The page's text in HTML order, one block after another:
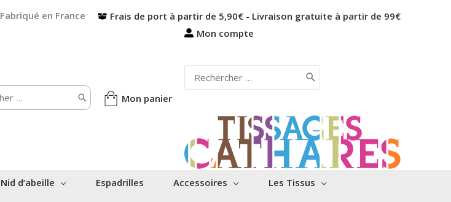
Fabriqué en France Frais de port à partir de 5,90€ - Livraison gratuite à partir de 99€
Mon panier
Mon compte
Nid d’abeille Espadrilles Accessoires
Les Tissus